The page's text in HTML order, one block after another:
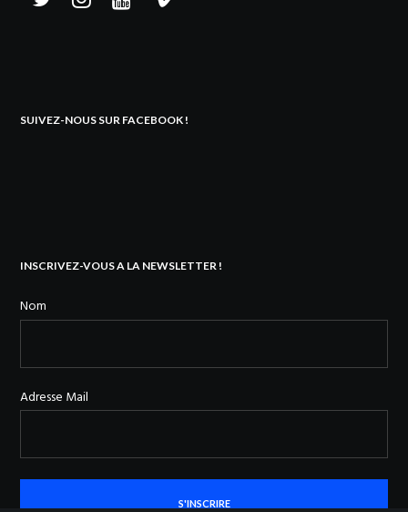
SUIVEZ-NOUS SUR FACEBOOK !
INSCRIVEZ-VOUS A LA NEWSLETTER !
Nom
Adresse Mail